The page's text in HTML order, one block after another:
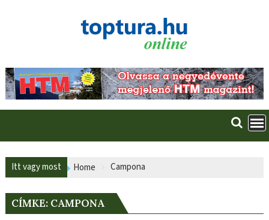
Itt vagy most Home Campona
CÍMKE: CAMPONA